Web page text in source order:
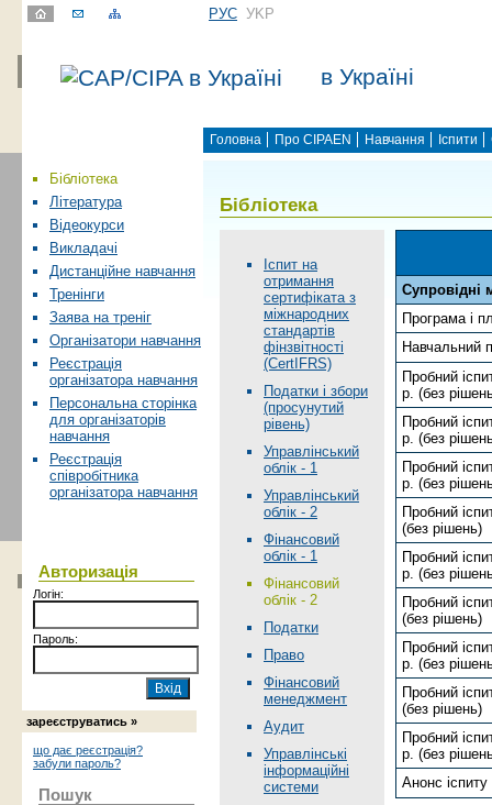
РУС УKР
в Україні
Головна Про CIPAEN Навчання Іспити
Бібліотека
Література
Відеокурси
Викладачі
Дистанційне навчання
Тренінги
Заява на треніг
Організатори навчання
Реєстрація
організатора навчання
Персональна сторінка
для організаторів
навчання
Реєстрація
співробітника
організатора навчання
Авторизація
Логін:
Пароль:
зареєструватись »
що дає реєстрація?
забули пароль?
Пошук
Бібліотека
Іспит на
отримання
сертифіката з
міжнародних
стандартів
фінзвітності
(CertIFRS)
Податки і збори
(просунутий
рівень)
Управлінський
облік - 1
Управлінський
облік - 2
Фінансовий
облік - 1
Фінансовий
облік - 2
Податки
Право
Фінансовий
менеджмент
Аудит
Управлінські
інформаційні
системи
Супровідні
Програма і
Навчальний
Пробний
р. (без
Пробний
р. (без
Пробний
р. (без
Пробний
(без рішень)
Пробний
р. (без
Пробний
(без рішень)
Пробний
р. (без
Пробний
(без рішень)
Пробний
р. (без
Анонс